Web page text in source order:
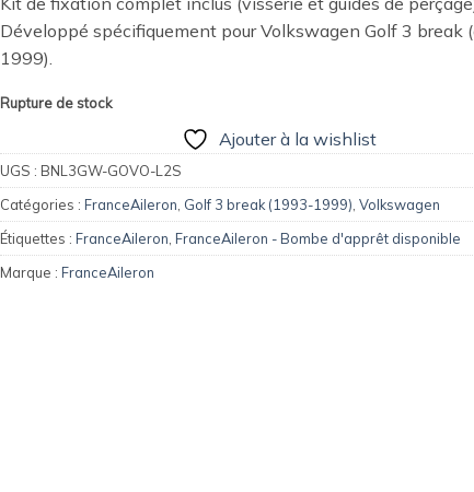
Développé spécifiquement pour Volkswagen Golf 3 break
1999).
Rupture de stock
Ajouter à la wishlist
UGS : BNL3GW-GOVO-L2S
Catégories : FranceAileron Golf 3 break (1993-1999) Volkswagen
Étiquettes : FranceAileron FranceAileron - Bombe d'apprêt disponible
Marque : FranceAileron